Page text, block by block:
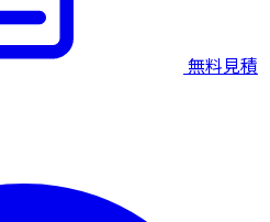
無料見積